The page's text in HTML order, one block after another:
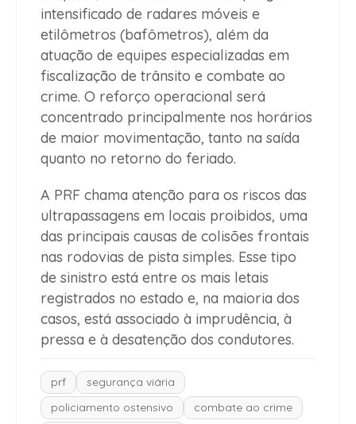
intensificado de radares móveis e
etilômetros (bafômetros), além da
atuação de equipes especializadas em
fiscalização de trânsito e combate ao
crime. O reforço operacional será
concentrado principalmente nos horários
de maior movimentação, tanto na saída
quanto no retorno do feriado.
A PRF chama atenção para os riscos das
ultrapassagens em locais proibidos, uma
das principais causas de colisões frontais
nas rodovias de pista simples. Esse tipo
de sinistro está entre os mais letais
registrados no estado e, na maioria dos
casos, está associado à imprudência, à
pressa e à desatenção dos condutores.
prf
segurança viária
policiamento ostensivo
combate ao crime